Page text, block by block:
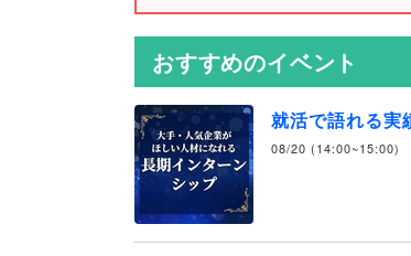
おすすめのイベント
就活で語れる実
08/20 (14:00~15:00)